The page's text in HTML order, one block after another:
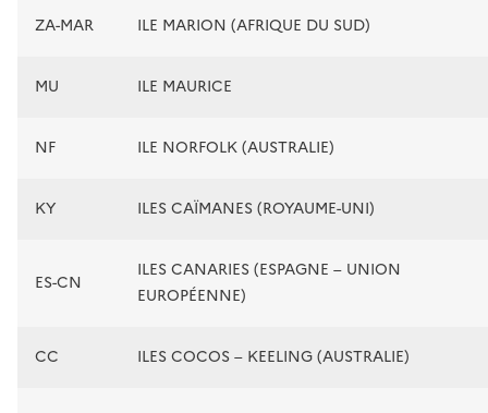
ZA-MAR ILE MARION (AFRIQUE DU SUD)
MU ILE MAURICE
NF ILE NORFOLK (AUSTRALIE)
KY ILES CAÏMANES (ROYAUME-UNI)
ES-CN
ILES CANARIES (ESPAGNE – UNION
EUROPÉENNE)
CC ILES COCOS – KEELING (AUSTRALIE)